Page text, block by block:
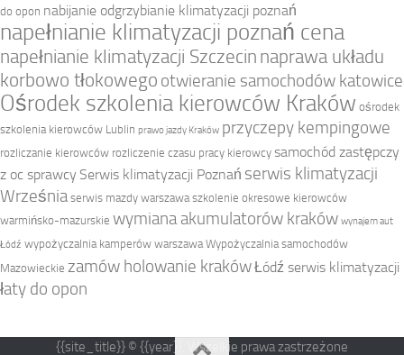
do opon nabijanie odgrzybianie klimatyzacji poznań
napełnianie klimatyzacji poznań cena
napełnianie klimatyzacji Szczecin naprawa układu
korbowo tłokowego otwieranie samochodów katowice
Ośrodek szkolenia kierowców Kraków ośrodek
szkolenia kierowców Lublin prawo jazdy Kraków przyczepy kempingowe
rozliczanie kierowców rozliczenie czasu pracy kierowcysamochód zastępczy
z oc sprawcy Serwis klimatyzacji Poznań serwis klimatyzacji
Wrześniaserwis mazdy warszawaszkolenie okresowe kierowców
warmińsko-mazurskie wymiana akumulatorów kraków wynajem aut
Łódź wypożyczalnia kamperów warszawaWypożyczalnia samochodów
Mazowieckie zamów holowanie krakówŁódź serwis klimatyzacji
łaty do opon
{{site_title}} © {{year}}. Wszelkie prawa zastrzeżone